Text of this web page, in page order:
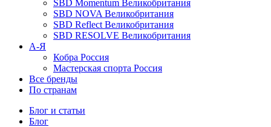
SBD Momentum Великобритания
SBD NOVA Великобритания
SBD Reflect Великобритания
SBD RESOLVE Великобритания
А-Я
Кобра Россия
Мастерская спорта Россия
Все бренды
По странам
Блог и статьи
Блог